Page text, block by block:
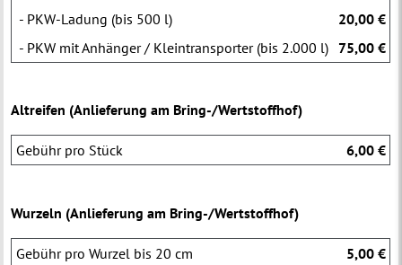
- PKW-Ladung (bis 500 l)
20,00 €
- PKW mit Anhänger / Kleintransporter (bis 2.000 l) 75,00 €
Altreifen (Anlieferung am Bring-/Wertstoffhof)
Gebühr pro Stück 6,00 €
Wurzeln (Anlieferung am Bring-/Wertstoffhof)
Gebühr pro Wurzel bis 20 cm
5,00 €